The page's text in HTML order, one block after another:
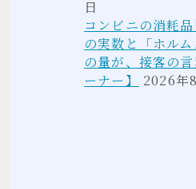
日
コンビニの消耗
の実数と「ホル
の量が、接客の
ーナー】
2026年